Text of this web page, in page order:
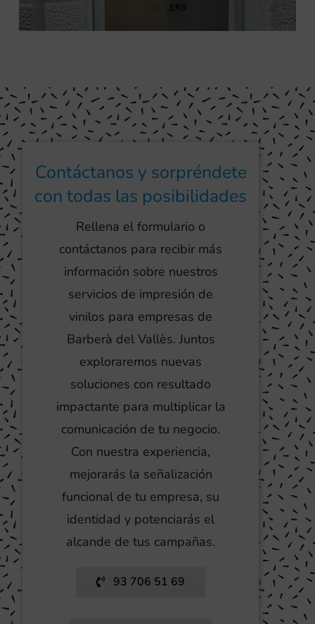
Contáctanos y sorpréndete
con todas las posibilidades
Rellena el formulario o
contáctanos para recibir más
información sobre nuestros
servicios de impresión de
vinilos para empresas de
Barberà del Vallès. Juntos
exploraremos nuevas
soluciones con resultado
impactante para multiplicar la
comunicación de tu negocio.
Con nuestra experiencia,
mejorarás la señalización
funcional de tu empresa, su
identidad y potenciarás el
alcande de tus campañas.
93 706 51 69